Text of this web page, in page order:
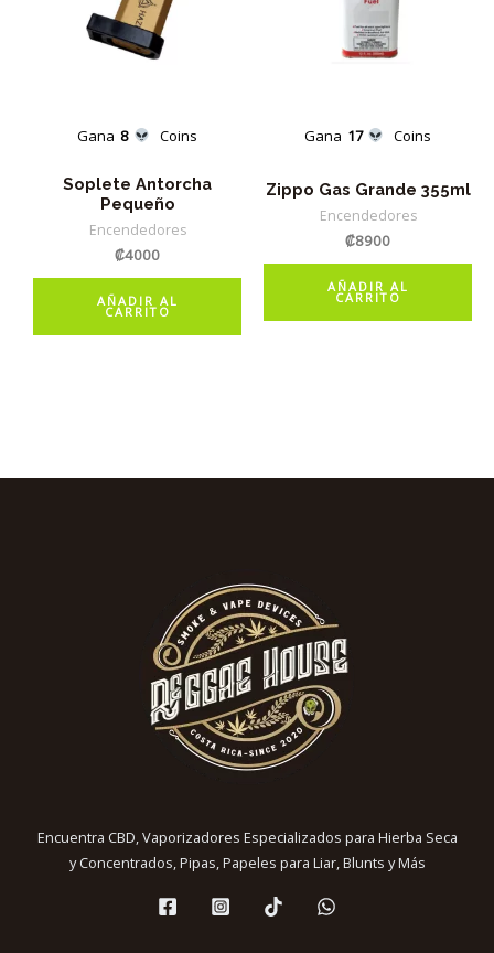
Gana 8 Coins
Soplete Antorcha
Pequeño
Encendedores
₡4000
AÑADIR AL
CARRITO
Gana 17 Coins
Zippo Gas Grande 355ml
Encendedores
₡8900
AÑADIR AL
CARRITO
Encuentra CBD, Vaporizadores Especializados para Hierba Seca
y Concentrados, Pipas, Papeles para Liar, Blunts y Más